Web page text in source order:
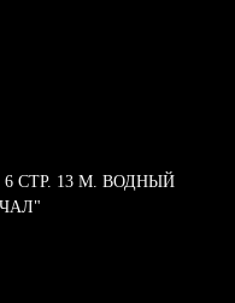
СТР. 13 М. ВОДНЫЙ